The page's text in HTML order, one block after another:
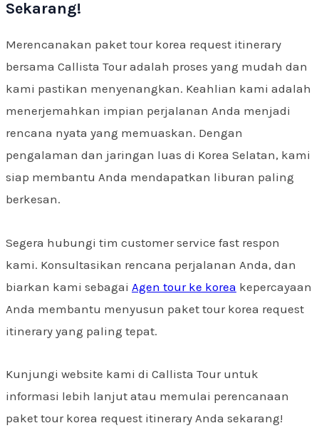
Sekarang!
Merencanakan paket tour korea request itinerary
bersama Callista Tour adalah proses yang mudah dan
kami pastikan menyenangkan. Keahlian kami adalah
menerjemahkan impian perjalanan Anda menjadi
rencana nyata yang memuaskan. Dengan
pengalaman dan jaringan luas di Korea Selatan, kami
siap membantu Anda mendapatkan liburan paling
berkesan.
Segera hubungi tim customer service fast respon
kami. Konsultasikan rencana perjalanan Anda, dan
biarkan kami sebagai Agen tour ke korea kepercayaan
Anda membantu menyusun paket tour korea request
itinerary yang paling tepat.
Kunjungi website kami di Callista Tour untuk
informasi lebih lanjut atau memulai perencanaan
paket tour korea request itinerary Anda sekarang!